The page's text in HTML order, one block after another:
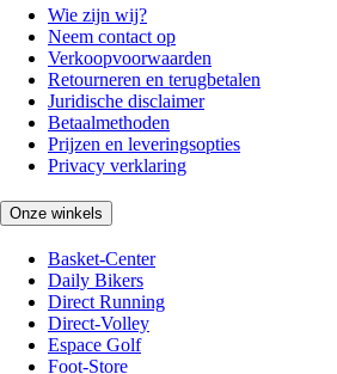
Wie zijn wij?
Neem contact op
Verkoopvoorwaarden
Retourneren en terugbetalen
Juridische disclaimer
Betaalmethoden
Prijzen en leveringsopties
Privacy verklaring
Onze winkels
Basket-Center
Daily Bikers
Direct Running
Direct-Volley
Espace Golf
Foot-Store